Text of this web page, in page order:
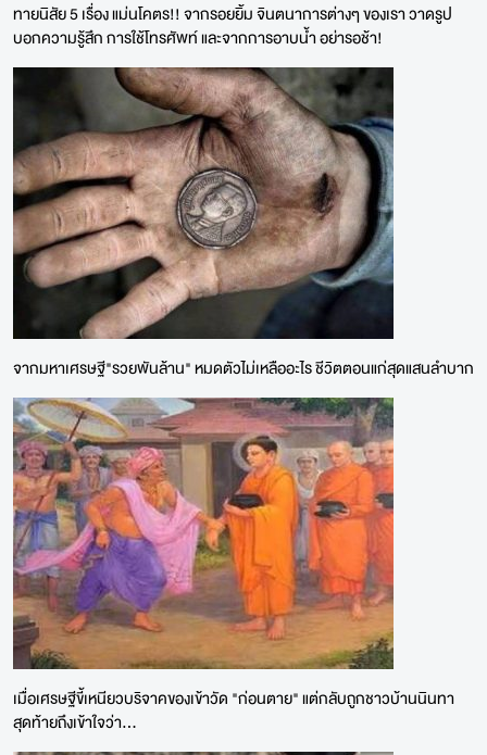
ทายนิสัย 5 เรื่อง แม่นโคตร!! จากรอยยิ้ม จินตนาการต่างๆ ของเรา วาดรูป
บอกความรู้สึก การใช้โทรศัพท์ และจากการอาบน้ำ อย่ารอช้า!
จากมหาเศรษฐี"รวยพันล้าน" หมดตัวไม่เหลืออะไร ชีวิตตอนแก่สุดแสนลำบาก
เมื่อเศรษฐีขี้เหนียวบริจาคของเข้าวัด "ก่อนตาย" แต่กลับถูกชาวบ้านนินทา
สุดท้ายถึงเข้าใจว่า...